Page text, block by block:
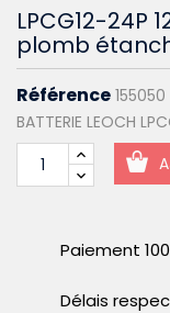
LPCG12-24P
plomb
Référence 155050
BATTERIE LEOCH
Paiement
Délais